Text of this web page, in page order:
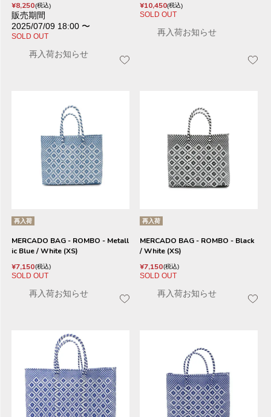
¥8,250 税込
販売期間
2025/07/09 18:00 〜
SOLD OUT
再入荷お知らせ
¥10,450 税込
SOLD OUT
再入荷お知らせ
再入荷
MERCADO BAG - ROMBO - Metall
ic Blue / White (XS)
¥7,150 税込
SOLD OUT
再入荷お知らせ
再入荷
MERCADO BAG - ROMBO - Black
/ White (XS)
¥7,150 税込
SOLD OUT
再入荷お知らせ